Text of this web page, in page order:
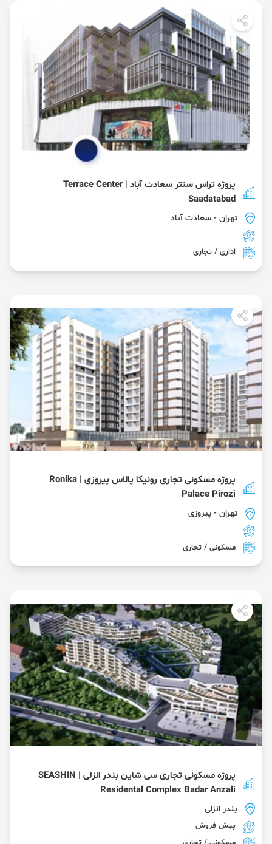
پروژه تراس سنتر سعادت آباد | Terrace Center
Saadatabad
تهران - سعادت آباد
اداری / تجاری
پروژه مسکونی تجاری رونیکا پالاس پیروزی | Ronika
Palace Pirozi
تهران - پیروزی
مسکونی / تجاری
پروژه مسکونی تجاری سی شاین بندر انزلی | SEASHIN
Residental Complex Badar Anzali
بندر انزلی
پیش فروش